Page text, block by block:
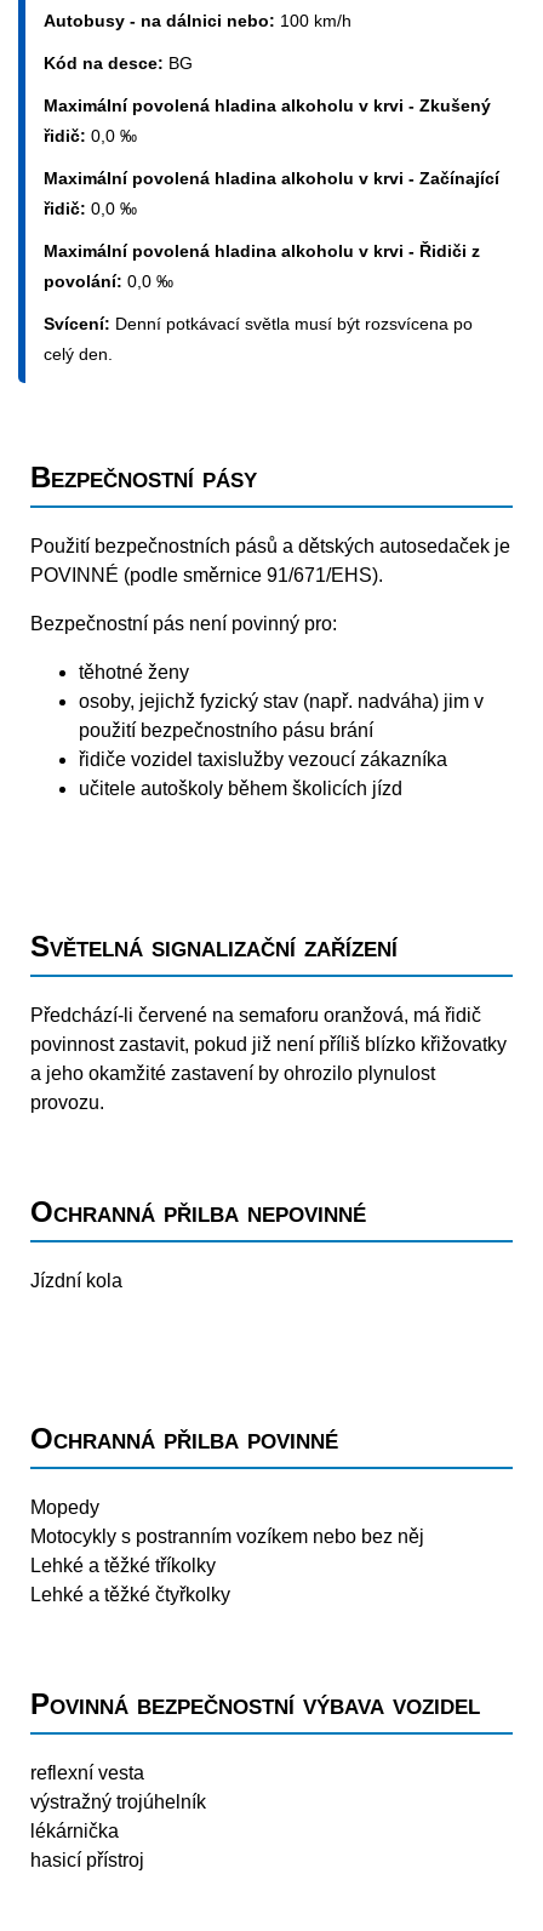
Autobusy - na dálnici nebo: 100 km/h
Kód na desce: BG
Maximální povolená hladina alkoholu v krvi - Zkušený
řidič: 0,0 ‰
Maximální povolená hladina alkoholu v krvi - Začínající
řidič: 0,0 ‰
Maximální povolená hladina alkoholu v krvi - Řidiči z
povolání: 0,0 ‰
Svícení: Denní potkávací světla musí být rozsvícena po
celý den.
Bezpečnostní pásy
Použití bezpečnostních pásů a dětských autosedaček je
POVINNÉ (podle směrnice 91/671/EHS).
Bezpečnostní pás není povinný pro:
těhotné ženy
osoby, jejichž fyzický stav (např. nadváha) jim v
použití bezpečnostního pásu brání
řidiče vozidel taxislužby vezoucí zákazníka
učitele autoškoly během školicích jízd
Světelná signalizační zařízení
Předchází-li červené na semaforu oranžová, má řidič
povinnost zastavit, pokud již není příliš blízko křižovatky
a jeho okamžité zastavení by ohrozilo plynulost
provozu.
Ochranná přilba nepovinné
Jízdní kola
Ochranná přilba povinné
Mopedy
Motocykly s postranním vozíkem nebo bez něj
Lehké a těžké tříkolky
Lehké a těžké čtyřkolky
Povinná bezpečnostní výbava vozidel
reflexní vesta
výstražný trojúhelník
lékárnička
hasicí přístroj